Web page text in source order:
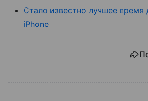
Стало известно лучшее время
iPhone